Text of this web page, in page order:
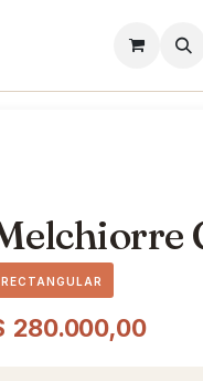
RECTANGULAR
280.000,00